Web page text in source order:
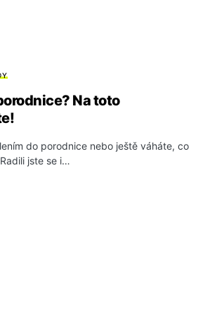
Na toto
do porodnice nebo ještě váháte, co
jste se i…